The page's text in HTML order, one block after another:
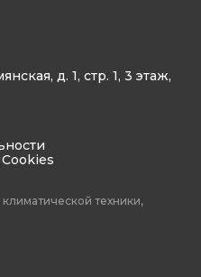
д. 1, стр. 1, 3 этаж,
техники,